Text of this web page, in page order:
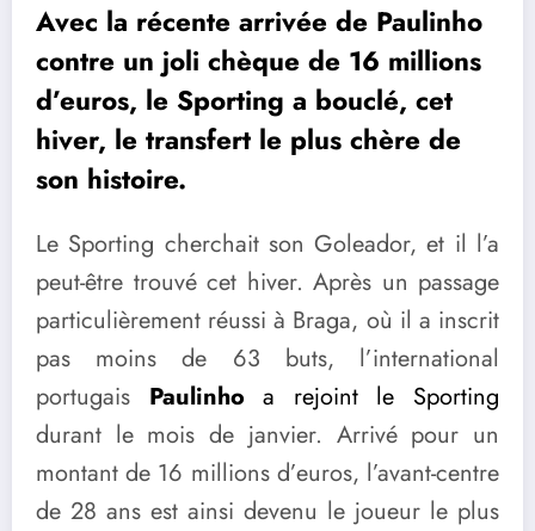
Avec la récente arrivée de Paulinho
contre un joli chèque de 16 millions
d’euros, le Sporting a bouclé, cet
hiver, le transfert le plus chère de
son histoire.
Le Sporting cherchait son Goleador, et il l’a
peut-être trouvé cet hiver. Après un passage
particulièrement réussi à Braga, où il a inscrit
pas moins de 63 buts, l’international
portugais Paulinhoa rejoint le Sporting
durant le mois de janvier. Arrivé pour un
montant de 16 millions d’euros, l’avant-centre
de 28 ans est ainsi devenu le joueur le plus